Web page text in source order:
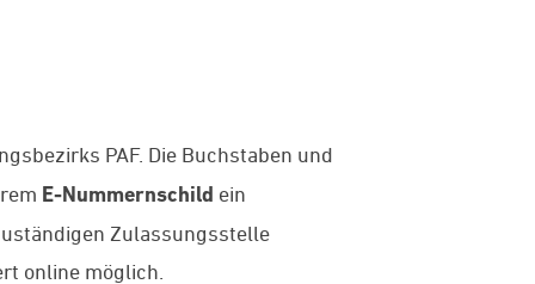
PAF. Die Buchstaben und
E-Nummernschild ein
Zulassungsstelle
online möglich.